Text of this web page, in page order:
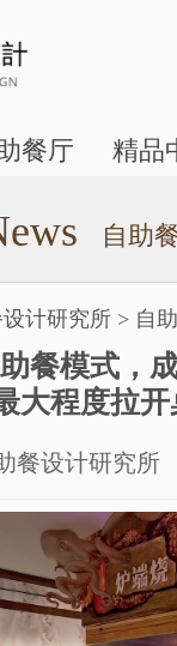
餐厅 精品
自助
计研究所 > 自
餐模式，
大程度拉
餐设计研究所